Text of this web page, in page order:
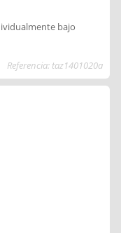
bajo
Referencia: taz1401020a